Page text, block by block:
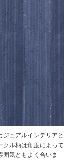
ュアルインテリアと
クル柄は角度によって
気ともよく合いま